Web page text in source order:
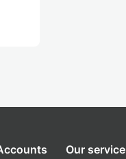
Our service